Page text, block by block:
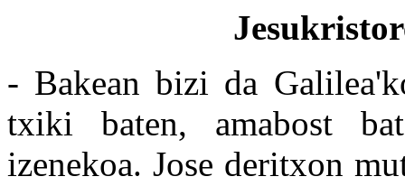
- Bakean bizi da
txiki baten, amabost
izenekoa. Jose deritxon